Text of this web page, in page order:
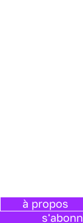
à propos